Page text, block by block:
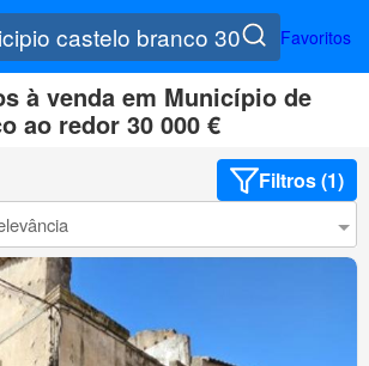
Favoritos
à venda em Município de
ao redor 30 000 €
Filtros (1)